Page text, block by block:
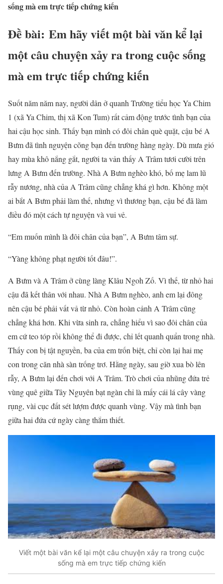
sống mà em trực tiếp chứng kiến
Đề bài: Em hãy viết một bài văn kể lại
một câu chuyện xảy ra trong cuộc sống
mà em trực tiếp chứng kiến
Suốt năm năm nay, người dân ở quanh Trường tiểu học Ya Chim
1 (xã Ya Chim, thị xã Kon Tum) rất cảm động trước tình bạn của
hai cậu học sinh. Thấy bạn mình có đôi chân què quặt, cậu bé A
Bưm đã tình nguyện cõng bạn đến trường hàng ngày. Dù mưa gió
hay mùa khô nắng gắt, người ta vản thấy A Trâm tươi cười trên
lưng A Bưm đến trường. Nhà A Bưm nghèo khó, bố mẹ lam lũ
rẫy nương, nhà của A Trâm cũng chẳng khá gì hơn. Không một
ai bắt A Bưm phải làm thế, nhưng vì thương bạn, cậu bé đã làm
điều đó một cách tự nguyện và vui vẻ.
“Em muốn mình là đôi chân của bạn”, A Bưm tâm sự.
“Yàng không phạt người tốt đâu!”.
A Bưm và A Trâm ở cùng làng Klâu Ngoh Zố. Vì thế, từ nhỏ hai
cậu đã kết thân với nhau. Nhà A Bưm nghèo, anh em lại đông
nên cậu bé phải vất vả từ nhỏ. Còn hoàn cảnh A Trâm cũng
chẳng khá hơn. Khi vừa sinh ra, chẳng hiểu vì sao đôi chân của
em cứ teo tóp rồi không thể đi được, chỉ lết quanh quẩn trong nhà.
Thấy con bị tật nguyền, ba của em trốn biệt, chỉ còn lại hai mẹ
con trong căn nhà sàn trống trơ. Hằng ngày, sau giờ xua bò lên
rẫy, A Bưm lại đến chơi với A Trâm. Trò chơi của nhũng đứa trẻ
vùng quê giữa Tây Nguyên bạt ngàn chỉ là mấy cái lá cây vàng
rụng, vài cục đất sét lượm được quanh vùng. Vậy mà tình bạn
giữa hai đứa cứ ngày càng thắm thiết.
Viết một bài văn kể lại một câu chuyện xảy ra trong cuộc
sống mà em trực tiếp chứng kiến